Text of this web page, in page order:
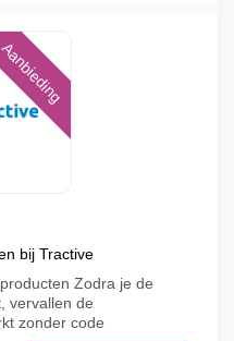
bij Tractive
Zodra je de
vervallen de
zonder code